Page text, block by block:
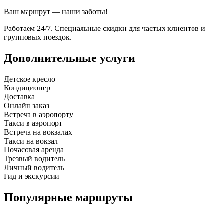
Ваш маршрут — наши заботы!
Работаем 24/7. Специальные скидки для частых клиентов и
групповых поездок.
Дополнительные услуги
Детское кресло
Кондиционер
Доставка
Онлайн заказ
Встреча в аэропорту
Такси в аэропорт
Встреча на вокзалах
Такси на вокзал
Почасовая аренда
Трезвый водитель
Личный водитель
Гид и экскурсии
Популярные маршруты